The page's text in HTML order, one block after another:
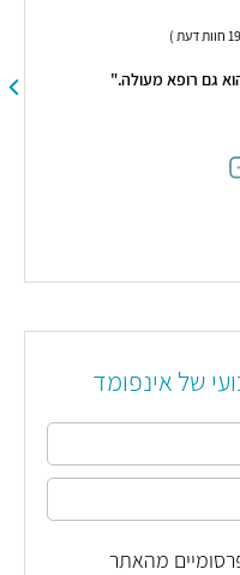
גם רופא מעולה."
של אינפומד
מהאתר